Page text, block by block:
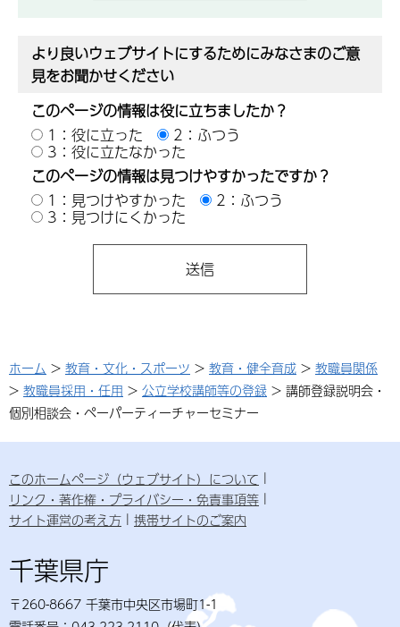
より良いウェブサイトにするためにみなさまのご意
見をお聞かせください
このページの情報は役に立ちましたか？
1：役に立った
2：ふつう
3：役に立たなかった
このページの情報は見つけやすかったですか？
1：見つけやすかった
2：ふつう
3：見つけにくかった
ホーム > 教育・文化・スポーツ > 教育・健全育成 > 教職員関係
> 教職員採用・任用 > 公立学校講師等の登録 > 講師登録説明会・
個別相談会・ペーパーティーチャーセミナー
このホームページ（ウェブサイト）について
リンク・著作権・プライバシー・免責事項等
サイト運営の考え方
携帯サイトのご案内
千葉県庁
〒260-8667 千葉市中央区市場町1-1